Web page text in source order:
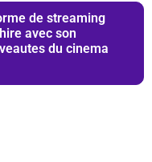
de streaming
avec son
du cinema